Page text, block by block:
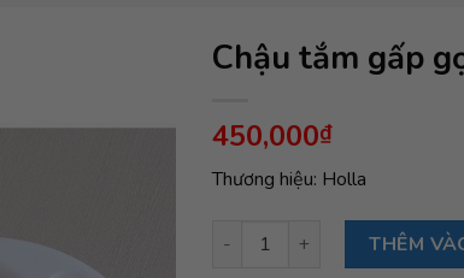
Chậu tắm gấp
450,000₫
Thương hiệu: Holla
Chậu tắm gấp gọn kèm phao
THÊM